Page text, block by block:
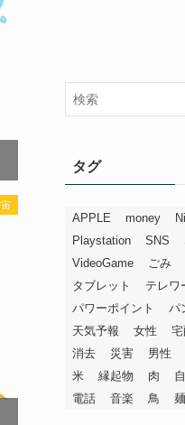
タグ
APPLE money
Playstation
SNS
VideoGame
ごみ
タブレット
テレワ
パワーポイント
パ
天気予報
女性
消去
災害 男性
米
縁起物 肉
電話
音楽 鳥 麺